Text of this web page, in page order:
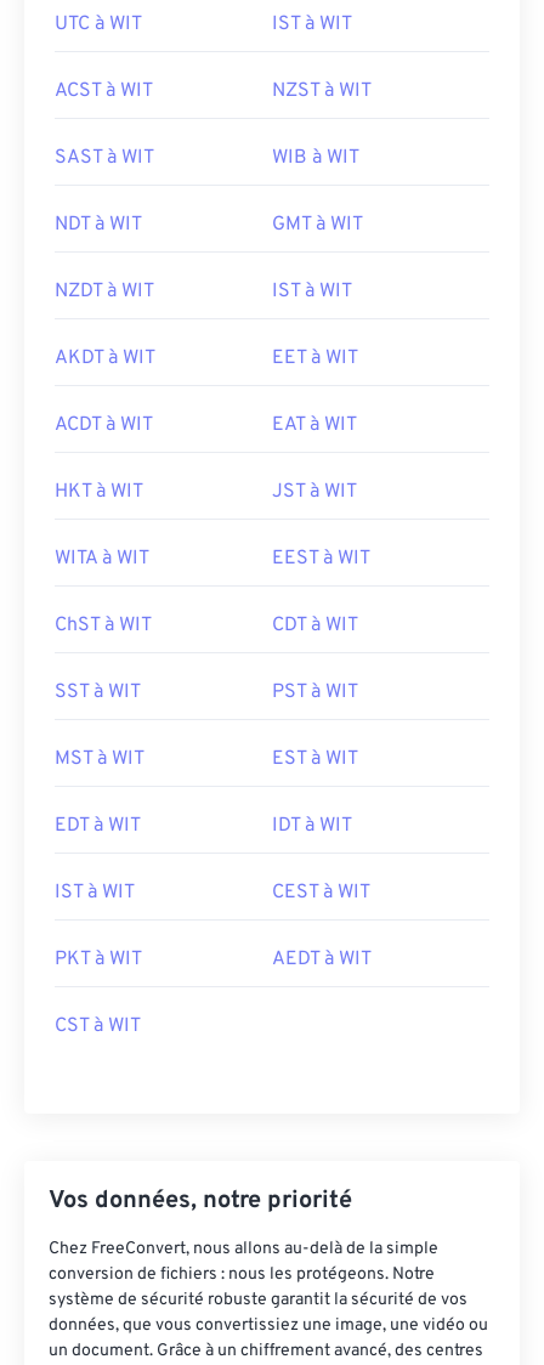
UTC à WIT IST à WIT
ACST à WIT NZST à WIT
SAST à WIT WIB à WIT
NDT à WIT GMT à WIT
NZDT à WIT IST à WIT
AKDT à WIT EET à WIT
ACDT à WIT EAT à WIT
HKT à WIT JST à WIT
WITA à WIT EEST à WIT
ChST à WIT CDT à WIT
SST à WIT PST à WIT
MST à WIT EST à WIT
EDT à WIT IDT à WIT
IST à WIT CEST à WIT
PKT à WIT AEDT à WIT
CST à WIT
Vos données, notre priorité
Chez FreeConvert, nous allons au-delà de la simple
conversion de fichiers : nous les protégeons. Notre
système de sécurité robuste garantit la sécurité de vos
données, que vous convertissiez une image, une vidéo ou
un document. Grâce à un chiffrement avancé, des centres